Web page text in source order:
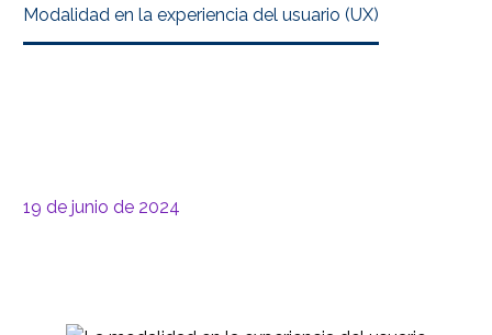
Modalidad en la experiencia del usuario (UX)
19 de junio de 2024